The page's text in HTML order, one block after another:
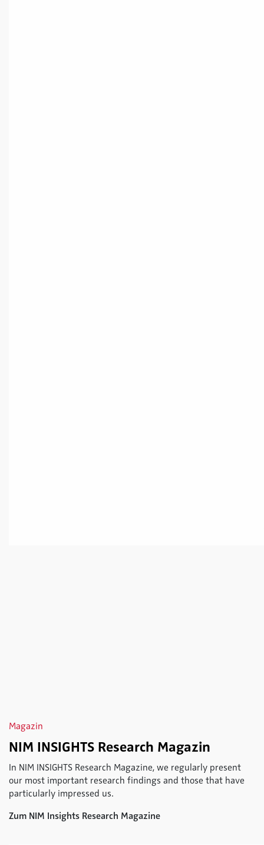
Magazin
NIM INSIGHTS Research Magazin
In NIM INSIGHTS Research Magazine, we regularly present
our most important research findings and those that have
particularly impressed us.
Zum NIM Insights Research Magazine